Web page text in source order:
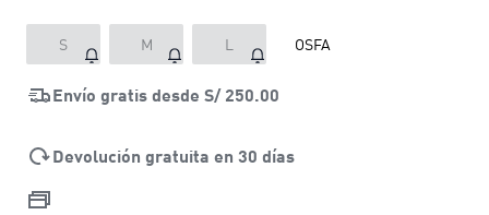
S M L OSFA
Envío gratis desde S/ 250.00
Devolución gratuita en 30 días